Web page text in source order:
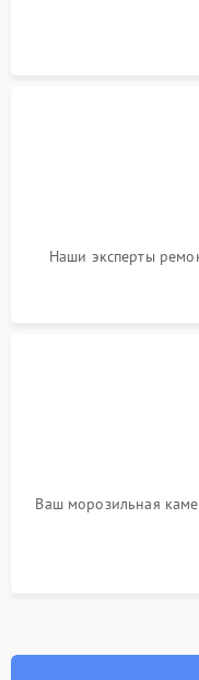
Наши эксперты
Ваш морозильная